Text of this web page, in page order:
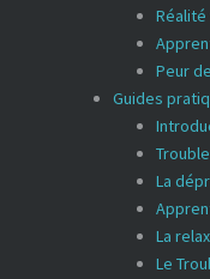
Peur
Guides
La
La
Le